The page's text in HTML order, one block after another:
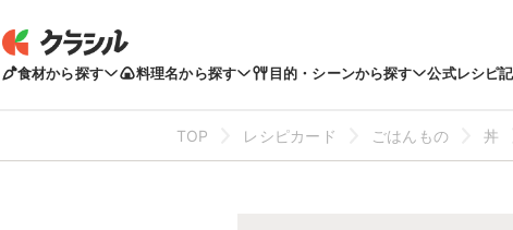
食材から探す 料理名から探す 目的・シーンから探す 公式レシピ
TOP レシピカード ごはんもの 丼